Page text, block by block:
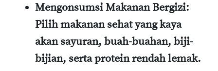
Mengonsumsi Makanan Bergizi:
Pilih makanan sehat yang kaya
akan sayuran, buah-buahan, biji-
bijian, serta protein rendah lemak.